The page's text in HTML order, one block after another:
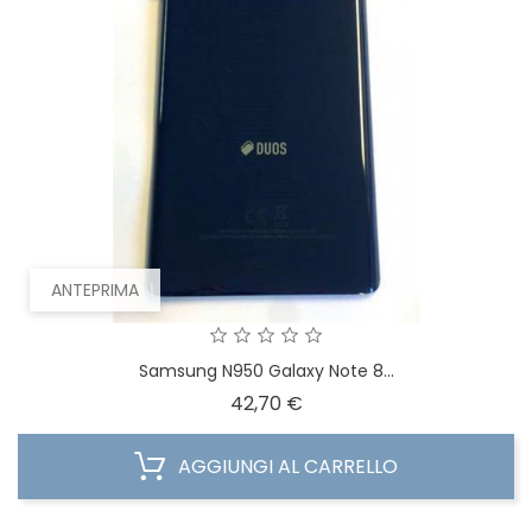
ANTEPRIMA
Samsung N950 Galaxy Note 8...
42,70 €Prezzo
AGGIUNGI AL CARRELLO